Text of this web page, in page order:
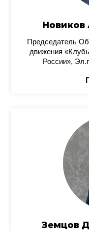
Новиков
Председатель
движения
России»,
Земцов